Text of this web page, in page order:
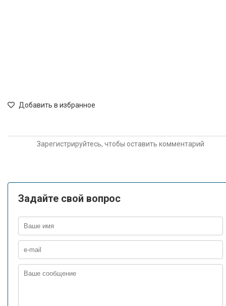
Добавить в избранное
Зарегистрируйтесь, чтобы оставить комментарий
Задайте свой вопрос